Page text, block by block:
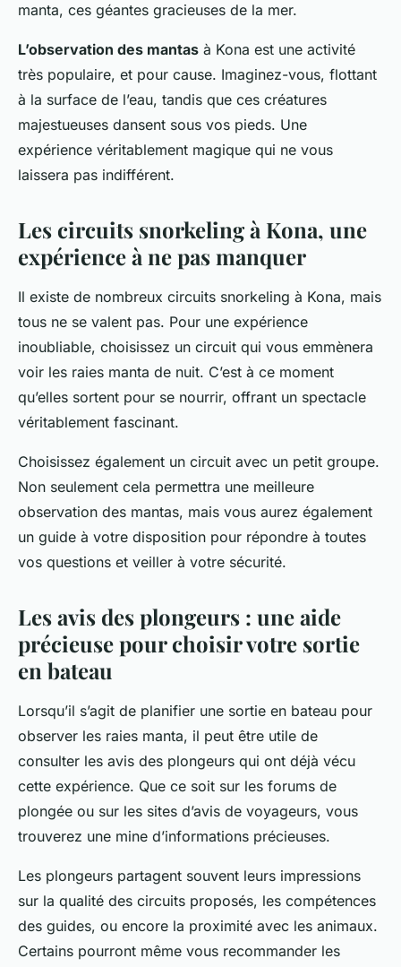
manta, ces géantes gracieuses de la mer.
L’observation des mantas à Kona est une activité
très populaire, et pour cause. Imaginez-vous, flottant
à la surface de l’eau, tandis que ces créatures
majestueuses dansent sous vos pieds. Une
expérience véritablement magique qui ne vous
laissera pas indifférent.
Les circuits snorkeling à Kona, une
expérience à ne pas manquer
Il existe de nombreux circuits snorkeling à Kona, mais
tous ne se valent pas. Pour une expérience
inoubliable, choisissez un circuit qui vous emmènera
voir les raies manta de nuit. C’est à ce moment
qu’elles sortent pour se nourrir, offrant un spectacle
véritablement fascinant.
Choisissez également un circuit avec un petit groupe.
Non seulement cela permettra une meilleure
observation des mantas, mais vous aurez également
un guide à votre disposition pour répondre à toutes
vos questions et veiller à votre sécurité.
Les avis des plongeurs : une aide
précieuse pour choisir votre sortie
en bateau
Lorsqu’il s’agit de planifier une sortie en bateau pour
observer les raies manta, il peut être utile de
consulter les avis des plongeurs qui ont déjà vécu
cette expérience. Que ce soit sur les forums de
plongée ou sur les sites d’avis de voyageurs, vous
trouverez une mine d’informations précieuses.
Les plongeurs partagent souvent leurs impressions
sur la qualité des circuits proposés, les compétences
des guides, ou encore la proximité avec les animaux.
Certains pourront même vous recommander les